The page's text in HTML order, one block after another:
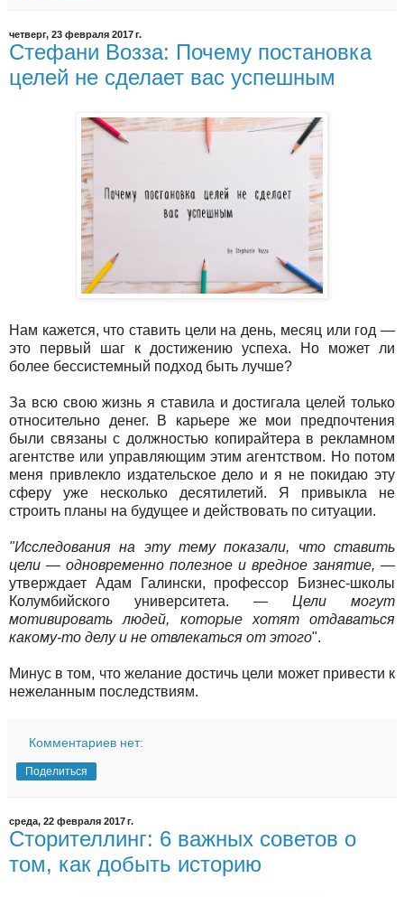
четверг, 23 февраля 2017 г.
Стефани Возза: Почему постановка
целей не сделает вас успешным
Нам кажется, что ставить цели на день, месяц или год —
это первый шаг к достижению успеха. Но может ли
более бессистемный подход быть лучше?
За всю свою жизнь я ставила и достигала целей только
относительно денег. В карьере же мои предпочтения
были связаны с должностью копирайтера в рекламном
агентстве или управляющим этим агентством. Но потом
меня привлекло издательское дело и я не покидаю эту
сферу уже несколько десятилетий. Я привыкла не
строить планы на будущее и действовать по ситуации.
"Исследования на эту тему показали, что ставить
цели — одновременно полезное и вредное занятие, —
утверждает Адам Галински, профессор Бизнес-школы
Колумбийского университета. — Цели могут
мотивировать людей, которые хотят отдаваться
какому-то делу и не отвлекаться от этого".
Минус в том, что желание достичь цели может привести к
нежеланным последствиям.
Комментариев нет:
Поделиться
среда, 22 февраля 2017 г.
Сторителлинг: 6 важных советов о
том, как добыть историю